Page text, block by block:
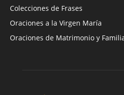
Colecciones de Frases
Oraciones a la Virgen María
Oraciones de Matrimonio y